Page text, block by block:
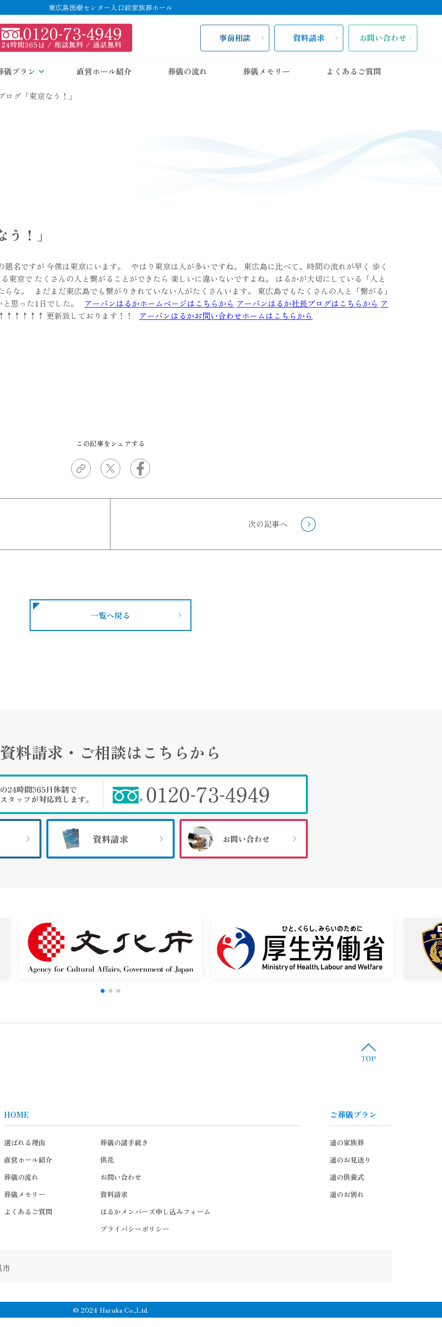
東広島医療センター入口前家族葬ホール
事前相談 資料請求 お問い合わせ
儀プラン 直営ホール紹介 葬儀の流れ 葬儀メモリー よくあるご質問
ログ「東京なう！」
！」
名ですが 今僕は東京にいます。 やはり東京は人が多いですね。 東広島に比べて、時間の流れが早く 歩く
京で たくさんの人と繋がることができたら 楽しいに違いないですよね。 はるかが大切にしている「人と
な。 まだまだ東広島でも繋がりきれていない人がたくさんいます。 東広島でもたくさんの人と「繋がる」
思った1日でした。 アーバンはるかホームページはこちらから アーバンはるか社長ブログはこちらから ア
更新致しております！！ アーバンはるかお問い合わせホームはこちらから
この記事をシェアする
次の記事へ
一覧へ戻る
資料請求・ご相談はこちらから
資料請求 お問い合わせ
HOME
選ばれる理由
直営ホール紹介
葬儀の流れ
葬儀メモリー
よくあるご質問
葬儀の諸手続き
供花
お問い合わせ
資料請求
はるかメンバーズ申し込みフォーム
プライバシーポリシー
ご葬儀プラン
遥の家族葬
遥のお見送り
遥の供養式
遥のお別れ
市
© 2024 Haruka Co.,Ltd.